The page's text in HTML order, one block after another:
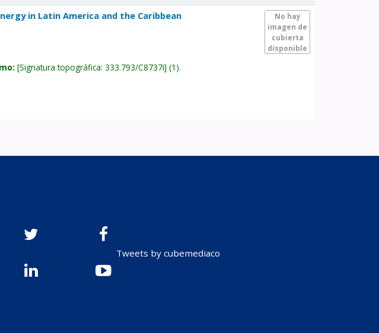
No hay
imagen de
cubierta
disponible
in Latin America and the Caribbean
Signatura topográfica:333.793/C8737i (1).
Tweets by cubemediaco